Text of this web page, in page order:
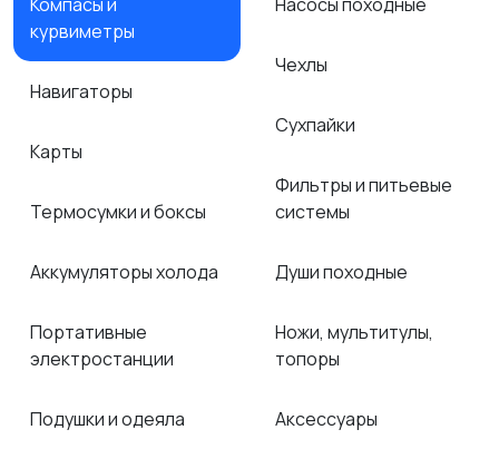
курвиметры
Навигаторы
Карты
Термосумки и боксы
Аккумуляторы холода
Портативные
электростанции
Подушки и одеяла
Чехлы
Сухпайки
Фильтры и питьевые
системы
Души походные
Ножи, мультитулы,
топоры
Аксессуары